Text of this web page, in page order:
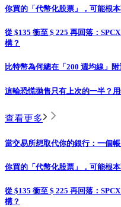
你買的「代幣化股票」，可能根
從 $135 衝至 $ 225 再回落：
構？
比特幣為何總在「200 週均線」
這輪恐慌拋售只有上次的一半？
查看更多
當交易所想取代你的銀行：一個
你買的「代幣化股票」，可能根
從 $135 衝至 $ 225 再回落：
構？